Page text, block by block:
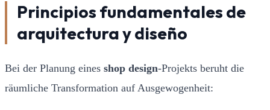
Principios fundamentales de
arquitectura y diseño
Bei der Planung eines shop design-Projekts beruht die
räumliche Transformation auf Ausgewogenheit: